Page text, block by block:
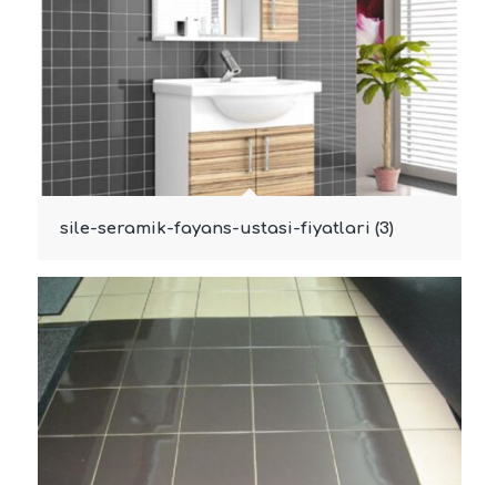
sile-seramik-fayans-ustasi-fiyatlari (3)